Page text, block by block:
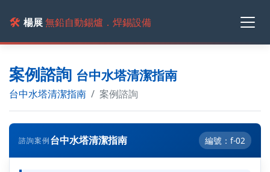
🛠️ 楊展無鉛自動錫爐．焊錫設備
案例諮詢 台中水塔清潔指南
台中水塔清潔指南 案例諮詢
諮詢案例台中水塔清潔指南 編號：f-02